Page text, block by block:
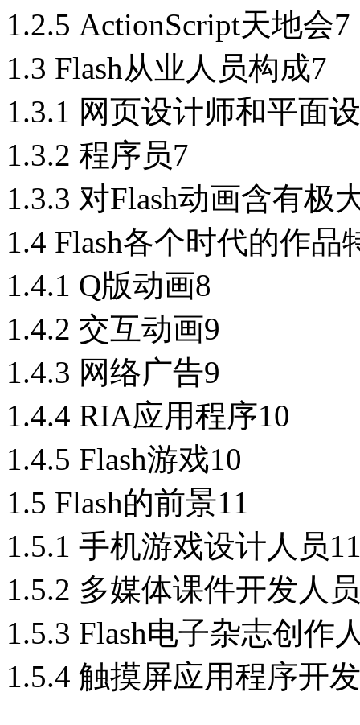
1.2.5 ActionScript天地会7
1.3 Flash从业人员构成7
1.3.1 网页设计师和平面
1.3.2 程序员7
1.3.3 对Flash动画含有极
1.4 Flash各个时代的作品
1.4.1 Q版动画8
1.4.2 交互动画9
1.4.3 网络广告9
1.4.4 RIA应用程序10
1.4.5 Flash游戏10
1.5 Flash的前景11
1.5.1 手机游戏设计人员
1.5.2 多媒体课件开发人
1.5.3 Flash电子杂志创作
1.5.4 触摸屏应用程序开